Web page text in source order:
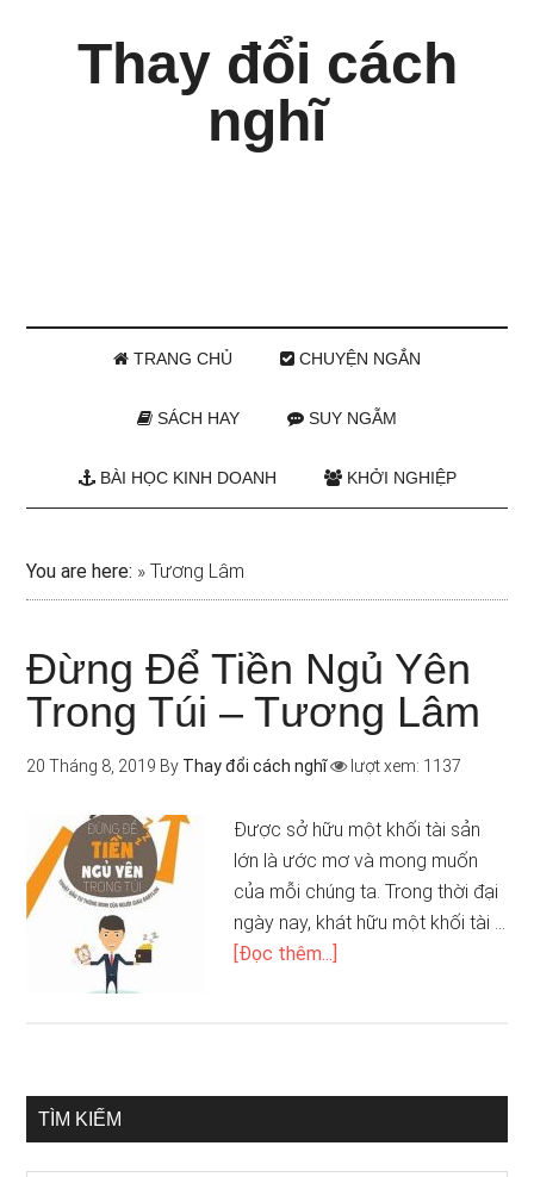
Thay đổi cách
nghĩ
TRANG CHỦ CHUYỆN NGẮN
SÁCH HAY SUY NGẪM
BÀI HỌC KINH DOANH KHỞI NGHIỆP
You are here: »Tương Lâm
Đừng Để Tiền Ngủ Yên
Trong Túi – Tương Lâm
20 Tháng 8, 2019 By Thay đổi cách nghĩ lượt xem: 1137
Được sở hữu một khối tài sản
lớn là ước mơ và mong muốn
của mỗi chúng ta. Trong thời đại
ngày nay, khát hữu một khối tài …
[Đọc thêm...]
TÌM KIẾM